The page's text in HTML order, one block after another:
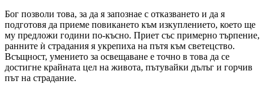
Бог позволи това, за да я запознае с отказването и да я
подготовя да приеме повикането към изкуплението, което ще
му предложи години по-късно. Приет със примерно търпение,
ранните ѝ страдания я укрепиха на пътя към светецство.
Всъщност, умението за освещаване е точно в това да се
достигне крайната цел на живота, пътувайки дълъг и горчив
път на страдание.